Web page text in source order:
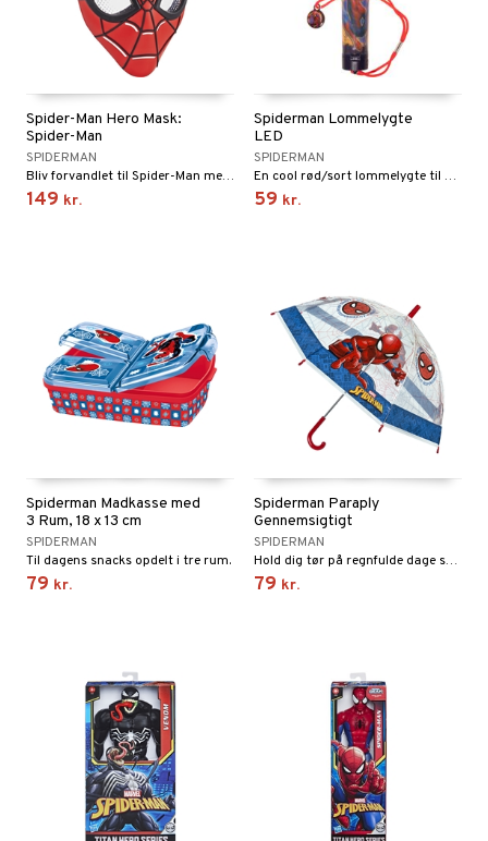
Spider-Man Hero Mask:
Spider-Man
SPIDERMAN
Bliv forvandlet til Spider-Man med denne seje maske.
149 kr.
Spiderman Lommelygte
LED
SPIDERMAN
En cool rød/sort lommelygte til sjove lege!
59 kr.
Spiderman Madkasse med
3 Rum, 18 x 13 cm
SPIDERMAN
Til dagens snacks opdelt i tre rum.
79 kr.
Spiderman Paraply
Gennemsigtigt
SPIDERMAN
Hold dig tør på regnfulde dage sammen med Spiderman!
79 kr.